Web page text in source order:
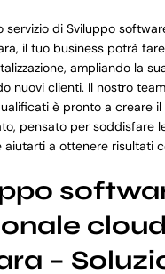
servizio di Sviluppo
il tuo business potrà
ampliando la
nuovi clienti. Il nostro
è pronto a creare
pensato per soddisfare
aiutarti a ottenere risultati
–